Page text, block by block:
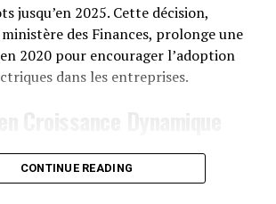
que sur Amazon au prix standard de
une offre promotionnelle
active du20 janvier au 23 février
acheteurs intéressés d’acquérir
représente une avancée significative
jusqu’en 2025. Cette décision,
des Finances, prolonge une
2020 pour encourager l’adoption
dans les entreprises.
intervient à un moment clé, alors
voitures électriques continue
CONTINUE READING